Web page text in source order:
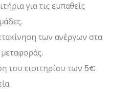
για τις ευπαθείς
των ανέργων στα
του εισιτηρίου των 5€